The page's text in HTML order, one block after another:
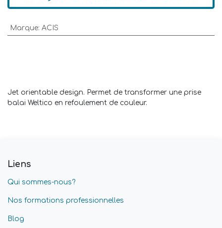
Marque: ACIS
Jet orientable design. Permet de transformer une prise
balai Weltico en refoulement de couleur.
Liens
Qui sommes-nous?
Nos formations professionnelles
Blog